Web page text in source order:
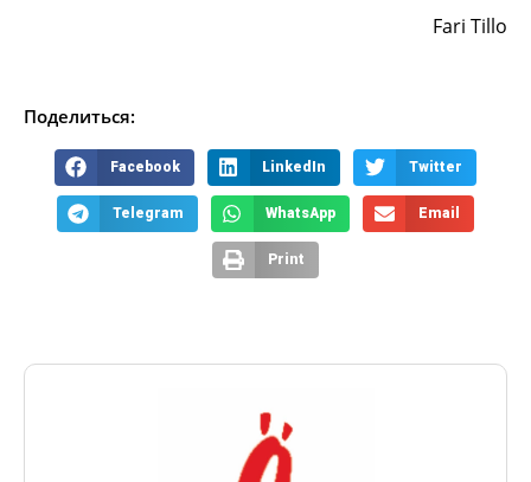
Fari Tillo
Поделиться:
Facebook LinkedIn Twitter
Telegram WhatsApp Email
Print